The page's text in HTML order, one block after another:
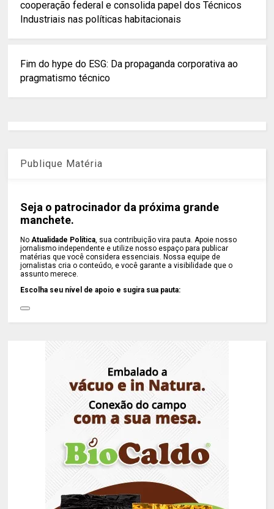
cooperação federal e consolida papel dos Técnicos
Industriais nas políticas habitacionais
Fim do hype do ESG: Da propaganda corporativa ao
pragmatismo técnico
Publique Matéria
Seja o patrocinador da próxima grande
manchete.
NoAtualidade Política, sua contribuição vira pauta. Apoie nosso
jornalismo independente e utilize nosso espaço para publicar
matérias que você considera essenciais. Nossa equipe de
jornalistas cria o conteúdo, e você garante a visibilidade que o
assunto merece.
Escolha seu nível de apoio e sugira sua pauta: